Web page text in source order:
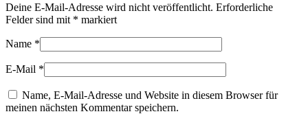
Deine E-Mail-Adresse wird nicht veröffentlicht. Erforderliche
Felder sind mit * markiert
Name *
E-Mail *
Name, E-Mail-Adresse und Website in diesem Browser für
meinen nächsten Kommentar speichern.